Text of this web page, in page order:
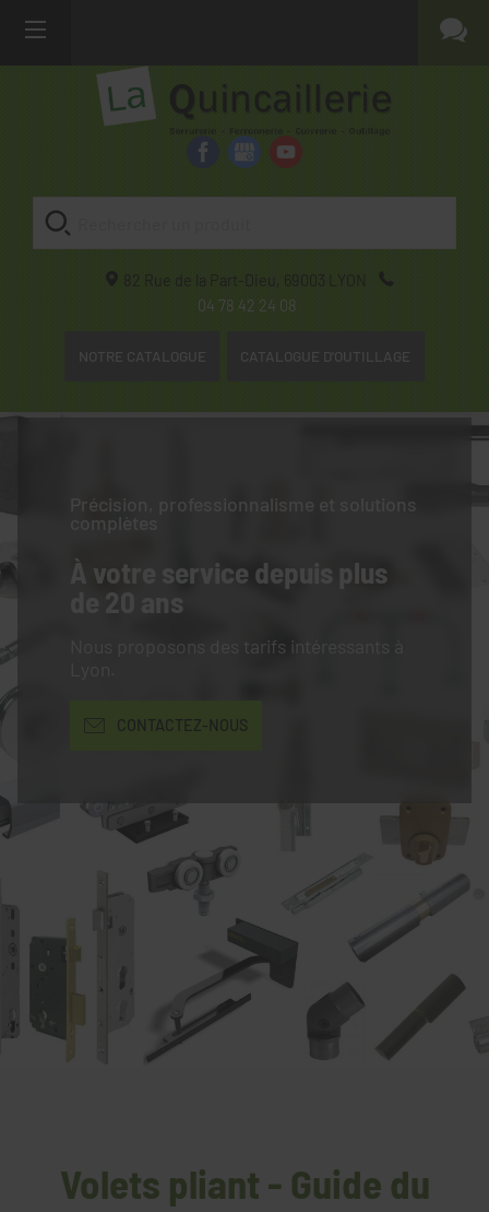
82 Rue de la Part-Dieu, 69003
LYON
04 78 42 24 08
NOTRE CATALOGUE CATALOGUE D'OUTILLAGE
Précision, professionnalisme et solutions
complètes
À votre service depuis plus
de 20 ans
Nous proposons des tarifs intéressants à
CONTACTEZ-NOUS
Volets pliant - Guide du